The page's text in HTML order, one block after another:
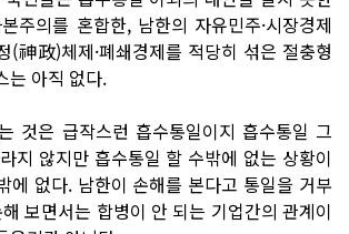
주의를 혼합한, 남한의 자유민주·시장경제
(神政)체제·폐쇄경제를 적당히 섞은 절충형
는 아직 없다.
것은 급작스런 흡수통일이지 흡수통일 그
지 않지만 흡수통일 할 수밖에 없는 상황이
에 없다. 남한이 손해를 본다고 통일을 거부
보면서는 합병이 안 되는 기업간의 관계이